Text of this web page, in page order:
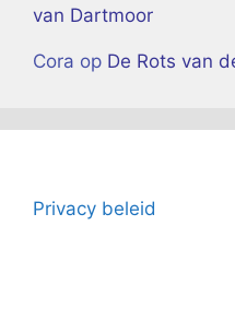
van Dartmoor
Cora op De Rots van
Privacy beleid